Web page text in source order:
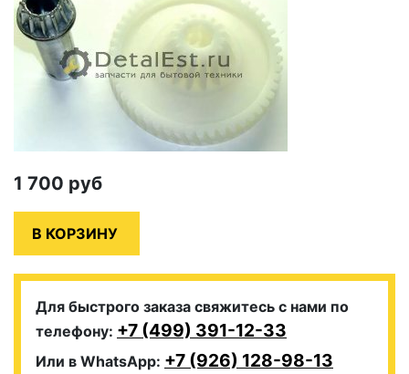
1 700 руб
Для быстрого заказа свяжитесь с нами по
телефону: +7 (499) 391-12-33
Или в WhatsApp: +7 (926) 128-98-13